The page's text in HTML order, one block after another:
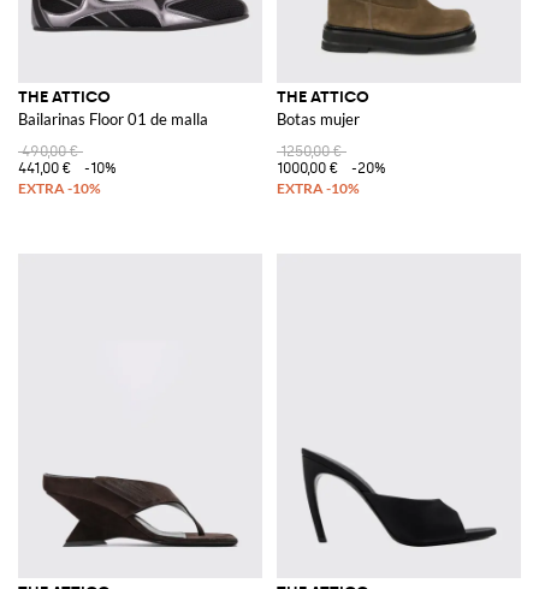
THE ATTICO
Bailarinas Floor 01 de malla
490,00 €
441,00 €
-10%
THE ATTICO
Botas mujer
1250,00 €
1000,00 €
-20%